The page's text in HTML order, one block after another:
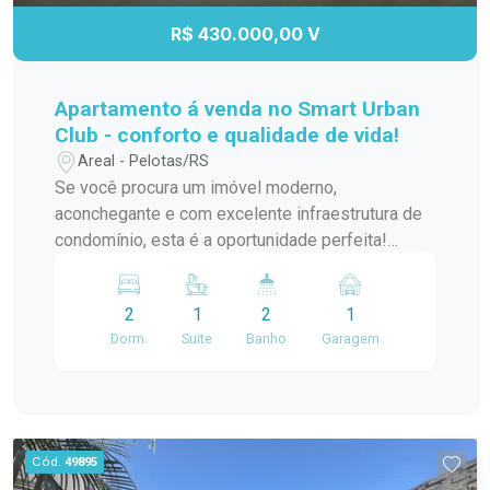
R$ 430.000,00 V
Apartamento á venda no Smart Urban
Club - conforto e qualidade de vida!
Areal - Pelotas/RS
Se você procura um imóvel moderno,
aconchegante e com excelente infraestrutura de
condomínio, esta é a oportunidade perfeita!
lindo apartamento reúne praticidade, segurança e
lazer completo para toda a família.
Características do imóvel: 2 dormitórios, sendo 1
serviço Vaga de garagem Elevador Diferenciais
que encantam: Ambientes planejados e bem
2
Dorm.
1
Suite
2
Banho
1
Garagem
Cód. 49895